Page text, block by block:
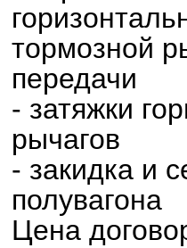
тормозной
передачи
- затяжки
рычагов
- закидка и
полувагона
Цена